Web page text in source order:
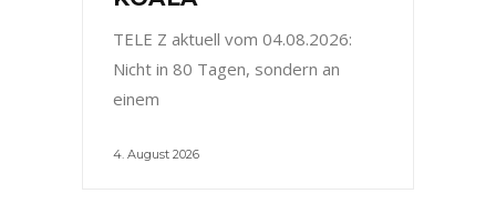
TELE Z aktuell vom 04.08.2026:
Nicht in 80 Tagen, sondern an
einem
4. August 2026